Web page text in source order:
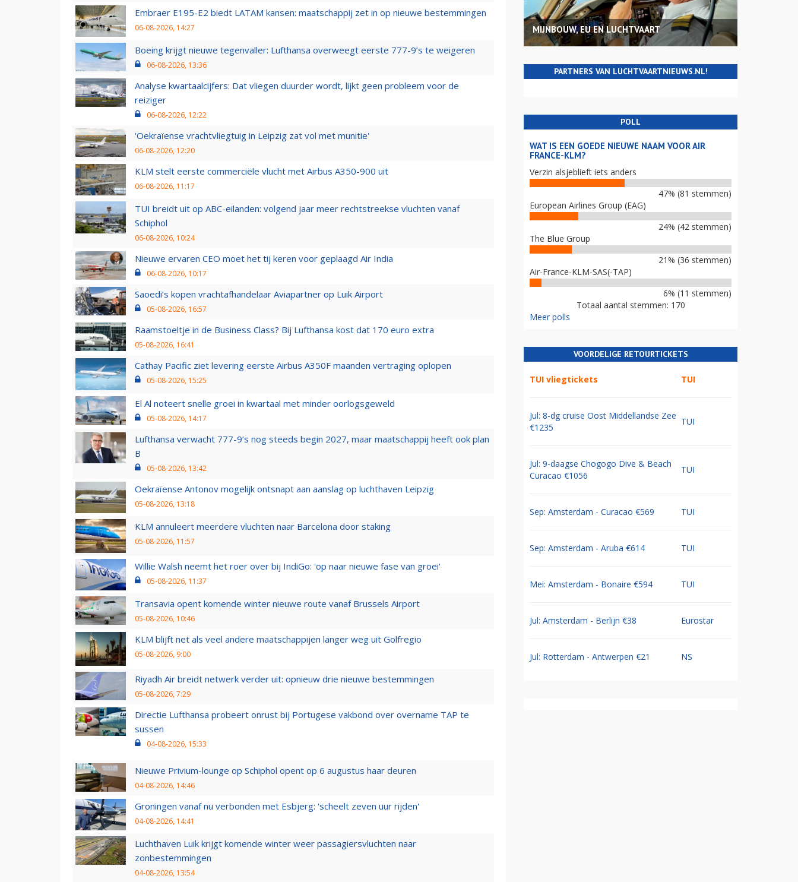
Embraer E195-E2 biedt LATAM kansen: maatschappij zet in op nieuwe bestemmingen
06-08-2026, 14:27
Boeing krijgt nieuwe tegenvaller: Lufthansa overweegt eerste 777-9’s te weigeren
06-08-2026, 13:36
Analyse kwartaalcijfers: Dat vliegen duurder wordt, lijkt geen probleem voor de
reiziger
06-08-2026, 12:22
'Oekraïense vrachtvliegtuig in Leipzig zat vol met munitie'
06-08-2026, 12:20
KLM stelt eerste commerciële vlucht met Airbus A350-900 uit
06-08-2026, 11:17
TUI breidt uit op ABC-eilanden: volgend jaar meer rechtstreekse vluchten vanaf
Schiphol
06-08-2026, 10:24
Nieuwe ervaren CEO moet het tij keren voor geplaagd Air India
06-08-2026, 10:17
Saoedi’s kopen vrachtafhandelaar Aviapartner op Luik Airport
05-08-2026, 16:57
Raamstoeltje in de Business Class? Bij Lufthansa kost dat 170 euro extra
05-08-2026, 16:41
Cathay Pacific ziet levering eerste Airbus A350F maanden vertraging oplopen
05-08-2026, 15:25
El Al noteert snelle groei in kwartaal met minder oorlogsgeweld
05-08-2026, 14:17
Lufthansa verwacht 777-9’s nog steeds begin 2027, maar maatschappij heeft ook plan
B
05-08-2026, 13:42
Oekraïense Antonov mogelijk ontsnapt aan aanslag op luchthaven Leipzig
05-08-2026, 13:18
KLM annuleert meerdere vluchten naar Barcelona door staking
05-08-2026, 11:57
Willie Walsh neemt het roer over bij IndiGo: 'op naar nieuwe fase van groei'
05-08-2026, 11:37
Transavia opent komende winter nieuwe route vanaf Brussels Airport
05-08-2026, 10:46
KLM blijft net als veel andere maatschappijen langer weg uit Golfregio
05-08-2026, 9:00
Riyadh Air breidt netwerk verder uit: opnieuw drie nieuwe bestemmingen
05-08-2026, 7:29
Directie Lufthansa probeert onrust bij Portugese vakbond over overname TAP te
sussen
04-08-2026, 15:33
Nieuwe Privium-lounge op Schiphol opent op 6 augustus haar deuren
04-08-2026, 14:46
Groningen vanaf nu verbonden met Esbjerg: 'scheelt zeven uur rijden'
04-08-2026, 14:41
Luchthaven Luik krijgt komende winter weer passagiersvluchten naar
zonbestemmingen
04-08-2026, 13:54
MIJNBOUW, EU EN LUCHTVAART
PARTNERS VAN LUCHTVAARTNIEUWS.NL!
POLL
WAT IS EEN GOEDE NIEUWE NAAM VOOR AIR
FRANCE-KLM?
Verzin alsjeblieft iets anders
47% (81 stemmen)
European Airlines Group (EAG)
24% (42 stemmen)
The Blue Group
21% (36 stemmen)
Air-France-KLM-SAS(-TAP)
6% (11 stemmen)
Totaal aantal stemmen: 170
Meer polls
VOORDELIGE RETOURTICKETS
TUI vliegtickets TUI
Jul: 8-dg cruise Oost Middellandse Zee
€1235
TUI
Jul: 9-daagse Chogogo Dive & Beach
Curacao €1056
TUI
Sep: Amsterdam - Curacao €569 TUI
Sep: Amsterdam - Aruba €614 TUI
Mei: Amsterdam - Bonaire €594 TUI
Jul: Amsterdam - Berlijn €38 Eurostar
Jul: Rotterdam - Antwerpen €21 NS